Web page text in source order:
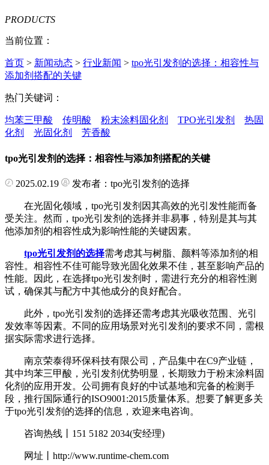
PRODUCTS
当前位置：
首页 > 新闻动态 > 行业新闻 > tpo光引发剂的选择：相容性与
添加剂搭配的关键
热门关键词：
均苯三甲酸 传明酸 粉末涂料固化剂 TPO光引发剂
热固
化剂
光固化剂 芳香酸
tpo光引发剂的选择：相容性与添加剂搭配的关键
2025.02.19 发布者：tpo光引发剂的选择
在光固化领域，tpo光引发剂因其高效的光引发性能而备
受关注。然而，tpo光引发剂的选择并非易事，特别是其与其
他添加剂的相容性成为影响性能的关键因素。
tpo光引发剂的选择需考虑其与树脂、颜料等添加剂的相
容性。相容性不佳可能导致光固化效果不佳，甚至影响产品的
性能。因此，在选择tpo光引发剂时，需进行充分的相容性测
试，确保其与配方中其他成分的良好配合。
此外，tpo光引发剂的选择还需考虑其光吸收范围、光引
发效率等因素。不同的应用场景对光引发剂的要求不同，需根
据实际需求进行选择。
南京荣泰得环保科技有限公司，产品集中在C9产业链，
其中均苯三甲酸，光引发剂优势明显，长期致力于粉末涂料固
化剂的应用开发。公司拥有良好的中试基地和完备的检测手
段，推行国际通行的ISO9001:2015质量体系。想要了解更多关
于tpo光引发剂的选择的信息，欢迎来电咨询。
咨询热线丨151 5182 2034(安经理)
网址丨http://www.runtime-chem.com